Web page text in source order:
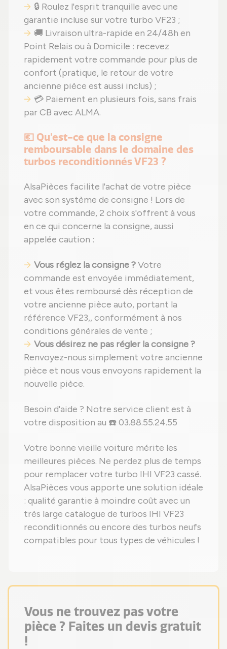
🔒 Roulez l'esprit tranquille avec une
garantie incluse sur votre turbo VF23 ;
🚚 Livraison ultra-rapide en 24/48h en
Point Relais ou à Domicile : recevez
rapidement votre commande pour plus de
confort (pratique, le retour de votre
ancienne pièce est aussi inclus) ;
💳 Paiement en plusieurs fois, sans frais
par CB avec ALMA.
💶 Qu'est-ce que la consigne
remboursable dans le domaine des
turbos reconditionnés VF23 ?
AlsaPièces facilite l'achat de votre pièce
avec son système de consigne ! Lors de
votre commande, 2 choix s'offrent à vous
en ce qui concerne la consigne, aussi
appelée caution :
Vous réglez la consigne ?Votre
commande est envoyée immédiatement,
et vous êtes remboursé dès réception de
votre ancienne pièce auto, portant la
référence VF23,, conformément à nos
conditions générales de vente ;
Vous désirez ne pas régler la consigne ?
Renvoyez-nous simplement votre ancienne
pièce et nous vous envoyons rapidement la
nouvelle pièce.
Besoin d'aide ? Notre service client est à
votre disposition au ☎️ 03.88.55.24.55
Votre bonne vieille voiture mérite les
meilleures pièces. Ne perdez plus de temps
pour remplacer votre turbo IHI VF23 cassé.
AlsaPièces vous apporte une solution idéale
: qualité garantie à moindre coût avec un
très large catalogue de turbos IHI VF23
reconditionnés ou encore des turbos neufs
compatibles pour tous types de véhicules !
Vous ne trouvez pas votre
pièce ? Faites un devis gratuit
!